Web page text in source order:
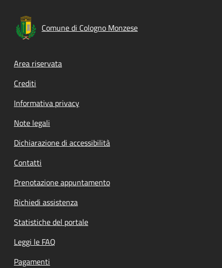
Comune di Cologno Monzese
Footer menu
Area riservata
Crediti
Informativa privacy
Note legali
Dichiarazione di accessibilità
Contatti
Prenotazione appuntamento
Richiedi assistenza
Statistiche del portale
Leggi le FAQ
Pagamenti